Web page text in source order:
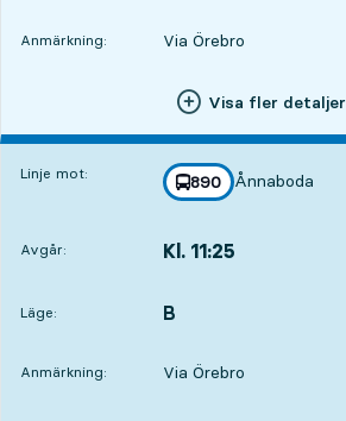
Anmärkning: Via Örebro
Visa fler detaljer
Linje mot: linje
890
mot
Ånnaboda
,
Avgår: Kl. 11:25
Läge:
LÄGE, B
,
Anmärkning: Via Örebro